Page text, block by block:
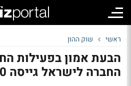
ראשי שוק ההון
הבעת אמון בפעילות
החברה לישראל גייסה 150 מיליון ד'